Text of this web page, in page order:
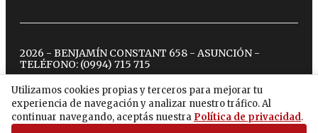
Utilizamos cookies propias y terceros para mejorar tu
experiencia de navegación y analizar nuestro tráfico. Al
continuar navegando, aceptás nuestra Política de privacidad.
2026 - BENJAMÍN CONSTANT 658 - ASUNCIÓN -
TELÉFONO: (0994) 715 715
twitterinstagram
facebook
tiktokyoutubespotify